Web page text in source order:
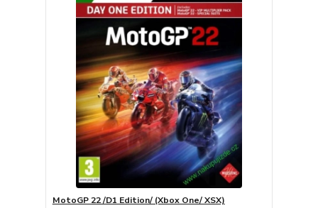
MotoGP 22 /D1 Edition/ (Xbox One/ XSX)